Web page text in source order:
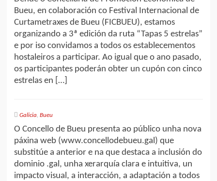
Bueu, en colaboración co Festival Internacional de
Curtametraxes de Bueu (FICBUEU), estamos
organizando a 3ª edición da ruta “Tapas 5 estrelas”
e por iso convidamos a todos os establecementos
hostaleiros a participar. Ao igual que o ano pasado,
os participantes poderán obter un cupón con cinco
estrelas en […]
Galicia Bueu
O Concello de Bueu presenta ao público unha nova
páxina web (www.concellodebueu.gal) que
substitúe a anterior e na que destaca a inclusión do
dominio .gal, unha xerarquía clara e intuitiva, un
impacto visual, a interacción, a adaptación a todos